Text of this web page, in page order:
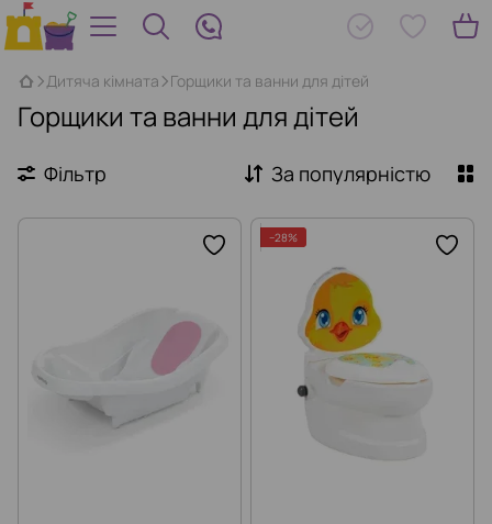
Дитячa кімната Горщики та ванни для дітей
Горщики та ванни для дітей
Фільтр За популярністю
−28%